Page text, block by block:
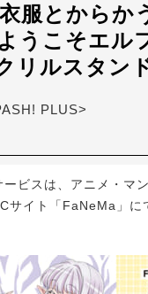
服とからか
ようこそエ
リルスタン
PLUS>
ビスは、アニメ・マ
サイト「FaNeMa」に